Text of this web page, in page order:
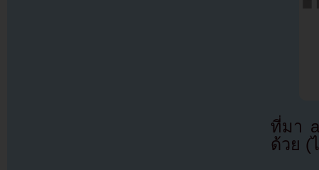
ที่มา
ด้วย (